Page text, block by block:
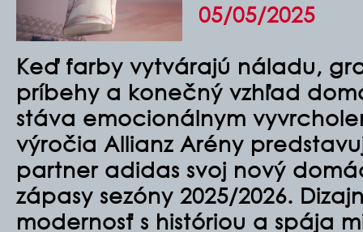
05/05/2025
Keď farby vytvárajú náladu,
príbehy a konečný vzhľad
stáva emocionálnym
výročia Allianz Arény
partner adidas svoj nový
zápasy sezóny 2025/2026.
modernosť s históriou a spája